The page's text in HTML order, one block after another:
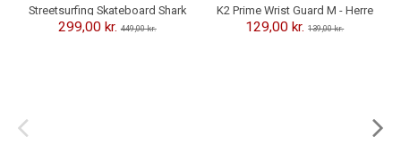
Streetsurfing Skateboard Shark
Fire
299,00 kr.449,00 kr.
K2 Prime Wrist Guard M - Herre
129,00 kr.139,00 kr.